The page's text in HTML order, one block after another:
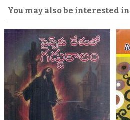
You may also be interested in